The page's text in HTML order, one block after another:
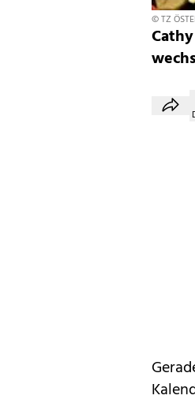
© TZ